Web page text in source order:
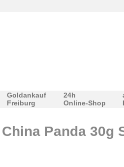
Goldankauf
Freiburg
24h
Online-Shop
China Panda 30g